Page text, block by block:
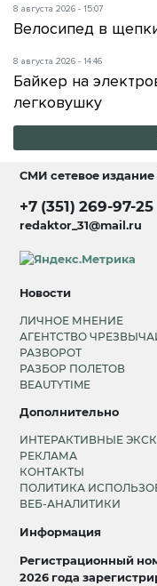
8 августа 2026 - 15:07
Велосипед в
8 августа 2026 - 14:46
Байкер на
легковушку
СМИ сетевое издание
+7 (351) 269-97-25
redaktor_31@mail.ru
Новости
ЛИЧНОЕ МНЕНИЕ
АГЕНТСТВО
РАЗВОРОТ
РАЗБОР ПОЛЕТОВ
BEAUTYTIME
Дополнительно
ИНТЕРАКТИВНЫЕ
РЕКЛАМА
КОНТАКТЫ
ПОЛИТИКА
ВЕБ-АНАЛИТИКИ
Информация
Регистрационный
2026 года